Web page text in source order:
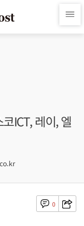
ICT, 레이, 엘
0